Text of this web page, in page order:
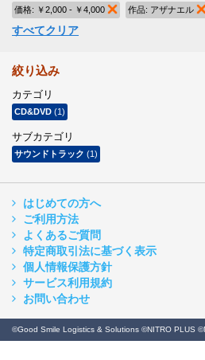
価格: ￥2,000 - ￥4,000 商品の削除
作品: アザナエル
すべてクリア
絞り込み
カテゴリ
CD&DVD (1)
サブカテゴリ
サウンドトラック (1)
はじめての方へ
ご利用方法
よくあるご質問
特定商取引法に基づく表示
個人情報保護方針
サービス利用規約
お問い合わせ
©Good Smile Logistics & Solutions ©NITRO PLUS